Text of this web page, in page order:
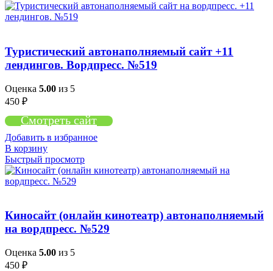
Туристический автонаполняемый сайт +11
лендингов. Вордпресс. №519
Оценка 5.00 из 5
450 ₽
Смотреть сайт
Добавить в избранное
В корзину
Быстрый просмотр
Киносайт (онлайн кинотеатр) автонаполняемый
на вордпресс. №529
Оценка 5.00 из 5
450 ₽